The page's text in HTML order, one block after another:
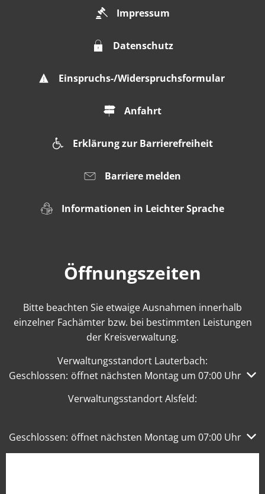
Impressum
Datenschutz
Einspruchs-/Widerspruchsformular
Anfahrt
Erklärung zur Barrierefreiheit
Barriere melden
Informationen in Leichter Sprache
Öffnungszeiten
Bitte beachten Sie etwaige Ausnahmen innerhalb
einzelner Fachämter bzw. bei bestimmten Leistungen
der Kreisverwaltung.
Verwaltungsstandort Lauterbach:
Klicken, um weitere Öffnungs- oder Schließzeiten
Geschlossen: öffnet nächsten Montag um 07:00 Uhr
Verwaltungsstandort Alsfeld:
Klicken, um weitere Öffnungs- oder Schließzeiten
Geschlossen: öffnet nächsten Montag um 07:00 Uhr